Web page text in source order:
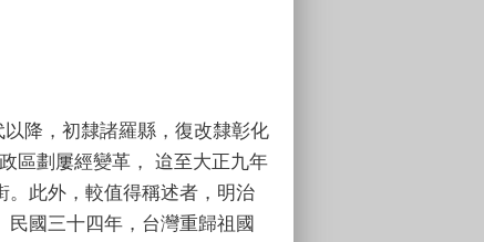
降，初隸諸羅縣，復改隸彰化
區劃屢經變革， 迨至大正九年
。此外，較值得稱述者，明治
國三十四年，台灣重歸祖國